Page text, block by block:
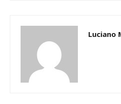
Luciano